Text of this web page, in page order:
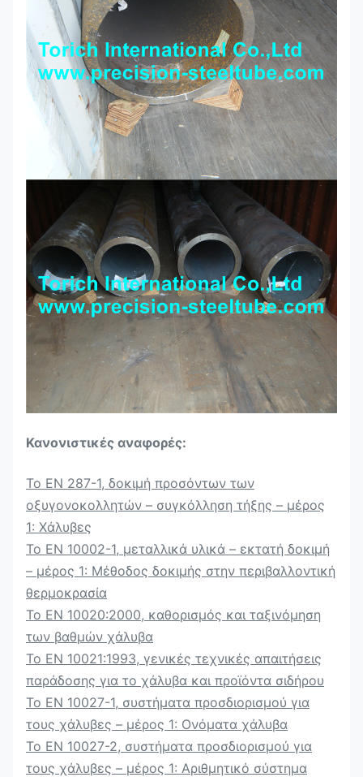
Κανονιστικές αναφορές:
Το EN 287-1, δοκιμή προσόντων των
οξυγονοκολλητών – συγκόλληση τήξης – μέρος
1: Χάλυβες
Το EN 10002-1, μεταλλικά υλικά – εκτατή δοκιμή
– μέρος 1: Μέθοδος δοκιμής στην περιβαλλοντική
θερμοκρασία
Το EN 10020:2000, καθορισμός και ταξινόμηση
των βαθμών χάλυβα
Το EN 10021:1993, γενικές τεχνικές απαιτήσεις
παράδοσης για το χάλυβα και προϊόντα σιδήρου
Το EN 10027-1, συστήματα προσδιορισμού για
τους χάλυβες – μέρος 1: Ονόματα χάλυβα
Το EN 10027-2, συστήματα προσδιορισμού για
τους χάλυβες – μέρος 1: Αριθμητικό σύστημα